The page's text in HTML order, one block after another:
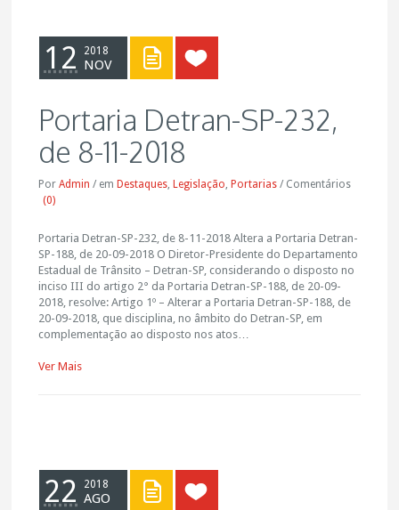
12 2018
NOV
Portaria Detran-SP-232,
de 8-11-2018
PorAdmin / em Destaques, Legislação, Portarias / Comentários
(0)
Portaria Detran-SP-232, de 8-11-2018 Altera a Portaria Detran-
SP-188, de 20-09-2018 O Diretor-Presidente do Departamento
Estadual de Trânsito – Detran-SP, considerando o disposto no
inciso III do artigo 2° da Portaria Detran-SP-188, de 20-09-
2018, resolve: Artigo 1º – Alterar a Portaria Detran-SP-188, de
20-09-2018, que disciplina, no âmbito do Detran-SP, em
complementação ao disposto nos atos…
Ver Mais
22 2018
AGO